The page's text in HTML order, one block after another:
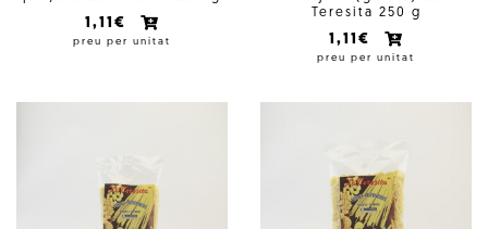
1,11€
preu per unitat
Teresita 250 g
1,11€
preu per unitat